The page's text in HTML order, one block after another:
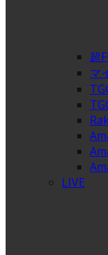
超
マ
LIVE